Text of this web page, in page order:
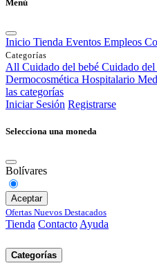
Menú
Inicio Tienda Eventos Empleos
Categorías
All Cuidado del bebé Cuidado del
Dermocosmética Hospitalario
las categorías
Iniciar Sesión Registrarse
Selecciona una moneda
Bolívares
Aceptar
Ofertas Nuevos Destacados
Tienda Contacto Ayuda
Categorías